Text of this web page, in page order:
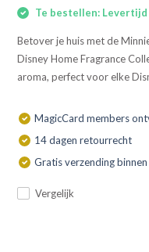
Te bestellen: Levertijd
Betover je huis met de
Disney Home Fragrance
aroma, perfect voor elke
MagicCard members
14 dagen retourrecht
Gratis verzending
Vergelijk